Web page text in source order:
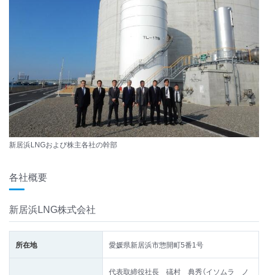
新居浜LNGおよび株主各社の幹部
各社概要
新居浜LNG株式会社
所在地 愛媛県新居浜市惣開町5番1号
代表取締役社長 礒村 典秀（イソムラ ノ